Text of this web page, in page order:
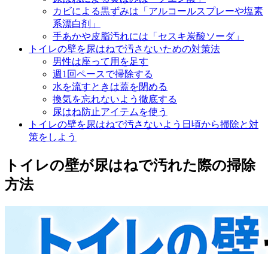
カビによる黒ずみは「アルコールスプレーや塩素
系漂白剤」
手あかや皮脂汚れには「セスキ炭酸ソーダ」
トイレの壁を尿はねで汚さないための対策法
男性は座って用を足す
週1回ペースで掃除する
水を流すときは蓋を閉める
換気を忘れないよう徹底する
尿はね防止アイテムを使う
トイレの壁を尿はねで汚さないよう日頃から掃除と対
策をしよう
トイレの壁が尿はねで汚れた際の掃除
方法